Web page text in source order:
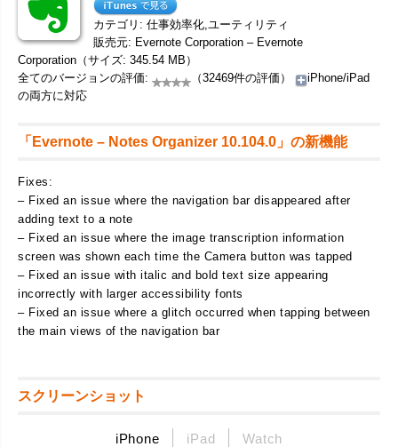
カテゴリ: 仕事効率化,ユーティリティ
販売元: Evernote Corporation – Evernote
Corporation（サイズ: 345.54 MB）
全てのバージョンの評価:
（32469件の評価）
iPhone/iPad
の両方に対応
「Evernote – Notes Organizer 10.104.0」の新機能
Fixes:
– Fixed an issue where the navigation bar disappeared after
adding text to a note
– Fixed an issue where the image transcription information
screen was shown each time the Camera button was tapped
– Fixed an issue with italic and bold text size appearing
incorrectly with larger accessibility fonts
– Fixed an issue where a glitch occurred when tapping between
the main views of the navigation bar
スクリーンショット
iPhone iPad Watch